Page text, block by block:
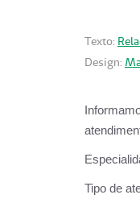
Texto:
Design:
Tipo de